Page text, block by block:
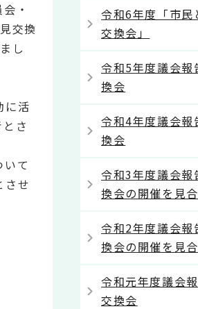
・
交換
し
に活
さ
て
させ
令和6年度「市民
交換会」
令和5年度議会報
換会
令和4年度議会報
換会
令和3年度議会報
換会の開催を見
令和2年度議会報
換会の開催を見
令和元年度議会
交換会